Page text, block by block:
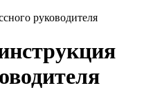
руководителя